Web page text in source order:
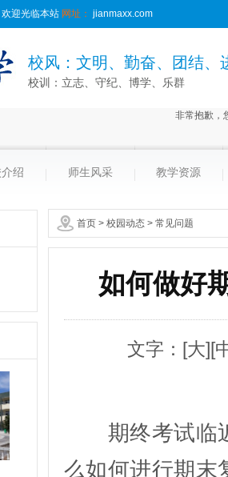
迎光临本站 网址： jianmaxx.com
校风：文明、勤奋、团结、
校训：立志、守纪、博学、乐群
非常抱歉，
绍 师生风采 教学资源
首页 > 校园动态 > 常见问题
如何做好
文字： [大][
期终考试临近
么如何进行期末